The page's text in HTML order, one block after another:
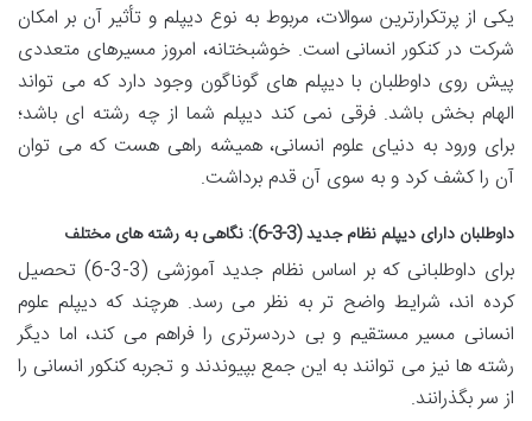
یکی از پرتکرارترین سوالات، مربوط به نوع دیپلم و تأثیر آن بر امکان
شرکت در کنکور انسانی است. خوشبختانه، امروز مسیرهای متعددی
پیش روی داوطلبان با دیپلم های گوناگون وجود دارد که می تواند
الهام بخش باشد. فرقی نمی کند دیپلم شما از چه رشته ای باشد؛
برای ورود به دنیای علوم انسانی، همیشه راهی هست که می توان
آن را کشف کرد و به سوی آن قدم برداشت.
داوطلبان دارای دیپلم نظام جدید (3-3-6): نگاهی به رشته های مختلف
برای داوطلبانی که بر اساس نظام جدید آموزشی (3-3-6) تحصیل
کرده اند، شرایط واضح تر به نظر می رسد. هرچند که دیپلم علوم
انسانی مسیر مستقیم و بی دردسرتری را فراهم می کند، اما دیگر
رشته ها نیز می توانند به این جمع بپیوندند و تجربه کنکور انسانی را
از سر بگذرانند.